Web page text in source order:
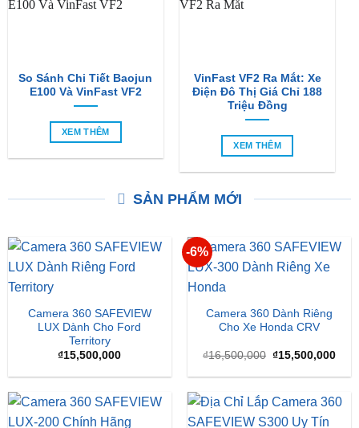
So Sánh Chi Tiết Baojun
E100 Và VinFast VF2
XEM THÊM
VinFast VF2 Ra Mắt: Xe
Điện Đô Thị Giá Chỉ 188
Triệu Đồng
XEM THÊM
SẢN PHẨM MỚI
Camera 360 SAFEVIEW
LUX Dành Cho Ford
Territory
₫15,500,000
-6%
Camera 360 Dành Riêng
Cho Xe Honda CRV
₫16,500,000 Giá
là:
₫15,500,000Giá
tại